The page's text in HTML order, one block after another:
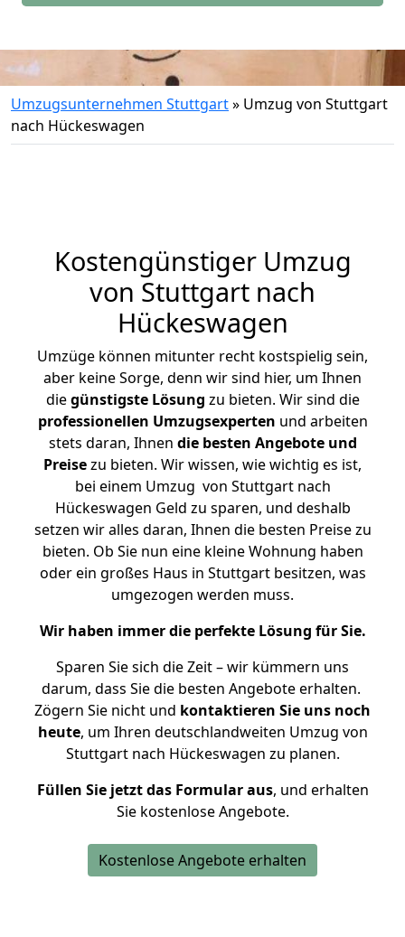
Umzugsunternehmen Stuttgart» Umzug von Stuttgart
nach Hückeswagen
Kostengünstiger Umzug
von Stuttgart nach
Hückeswagen
Umzüge können mitunter recht kostspielig sein,
aber keine Sorge, denn wir sind hier, um Ihnen
diegünstigste Lösung zu bieten. Wir sind die
professionellen Umzugsexperten und arbeiten
stets daran, Ihnen die besten Angebote und
Preisezu bieten. Wir wissen, wie wichtig es ist,
bei einem Umzug von Stuttgart nach
Hückeswagen Geld zu sparen, und deshalb
setzen wir alles daran, Ihnen die besten Preise zu
bieten. Ob Sie nun eine kleine Wohnung haben
oder ein großes Haus in Stuttgart besitzen, was
umgezogen werden muss.
Wir haben immer die perfekte Lösung für Sie.
Sparen Sie sich die Zeit – wir kümmern uns
darum, dass Sie die besten Angebote erhalten.
Zögern Sie nicht und kontaktieren Sie uns noch
heute, um Ihren deutschlandweiten Umzug von
Stuttgart nach Hückeswagen zu planen.
Füllen Sie jetzt das Formular aus, und erhalten
Sie kostenlose Angebote.
Kostenlose Angebote erhalten